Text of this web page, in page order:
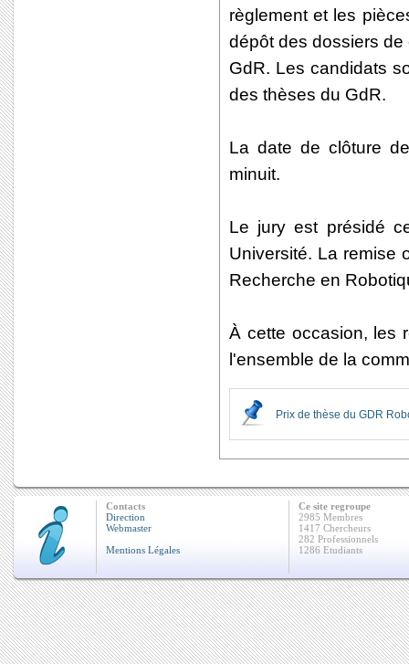
règlement et les
dépôt des dossiers
GdR. Les candidats
des thèses du GdR.
La date de clôture
minuit.
Le jury est présidé
Université. La remise
Recherche en
À cette occasion, les
l'ensemble de la
Prix de thèse du GDR
Contacts
Direction
Webmaster
Mentions Légales
Ce site regroupe
2985 Membres
1417 Chercheurs
282 Professionnels
1286 Etudiants